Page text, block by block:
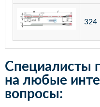
324
Специалисты
на любые
вопросы: